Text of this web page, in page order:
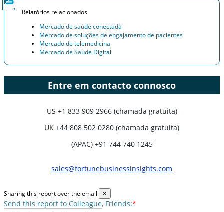
Relatórios relacionados
Mercado de saúde conectada
Mercado de soluções de engajamento de pacientes
Mercado de telemedicina
Mercado de Saúde Digital
Entre em contacto connosco
US +1 833 909 2966 (chamada gratuita)
UK +44 808 502 0280 (chamada gratuita)
(APAC) +91 744 740 1245
sales@fortunebusinessinsights.com
Sharing this report over the email ×
Send this report to Colleague, Friends:*